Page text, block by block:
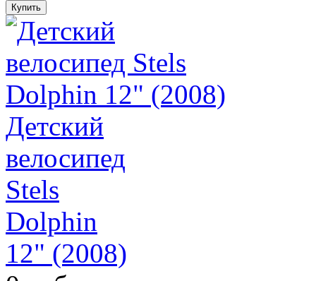
Детский
велосипед
Stels
Dolphin
12" (2008)